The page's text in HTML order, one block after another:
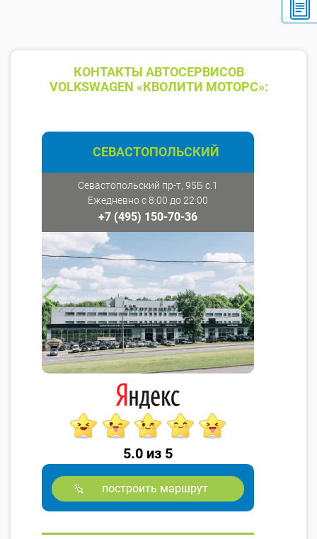
КОНТАКТЫ АВТОСЕРВИСОВ
VOLKSWAGEN «КВОЛИТИ МОТОРС»:
СЕВАСТОПОЛЬСКИЙ
Севастопольский пр-т, 95Б с.1
Ежедневно с 8:00 до 22:00
+7 (495) 150-70-36
5.0 из 5
построить маршрут